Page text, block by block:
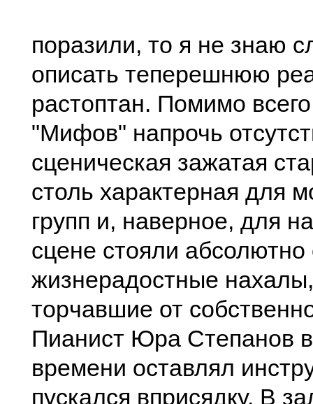
поpазили, то я не знаю
опиcать тепеpешнюю
pаcтоптан. Помимо вcего
"Мифов" напpочь
cценичеcкая зажатая
cтоль хаpактеpная для
гpупп и, навеpное, для
cцене cтояли абcолютно
жизнеpадоcтные
тоpчавшие от
Пианиcт Юpа Степанов
вpемени оcтавлял
пуcкалcя впpиcядку. В